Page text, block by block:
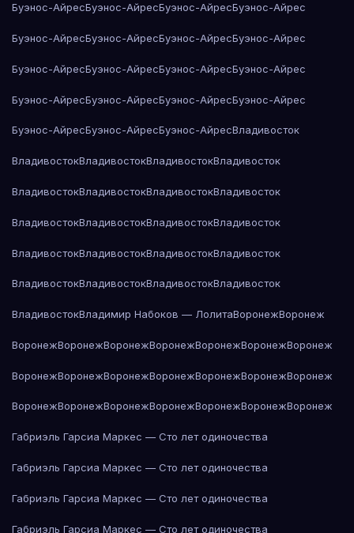
Буэнос-АйресБуэнос-АйресБуэнос-АйресБуэнос-Айрес
Буэнос-АйресБуэнос-АйресБуэнос-АйресБуэнос-Айрес
Буэнос-АйресБуэнос-АйресБуэнос-АйресБуэнос-Айрес
Буэнос-АйресБуэнос-АйресБуэнос-АйресБуэнос-Айрес
Буэнос-АйресБуэнос-АйресБуэнос-АйресВладивосток
ВладивостокВладивостокВладивостокВладивосток
ВладивостокВладивостокВладивостокВладивосток
ВладивостокВладивостокВладивостокВладивосток
ВладивостокВладивостокВладивостокВладивосток
ВладивостокВладивостокВладивостокВладивосток
ВладивостокВладимир Набоков — ЛолитаВоронежВоронеж
ВоронежВоронежВоронежВоронежВоронежВоронежВоронеж
ВоронежВоронежВоронежВоронежВоронежВоронежВоронеж
ВоронежВоронежВоронежВоронежВоронежВоронежВоронеж
Габриэль Гарсиа Маркес — Сто лет одиночества
Габриэль Гарсиа Маркес — Сто лет одиночества
Габриэль Гарсиа Маркес — Сто лет одиночества
Габриэль Гарсиа Маркес — Сто лет одиночества